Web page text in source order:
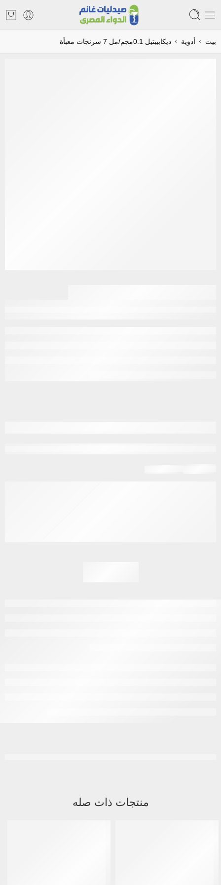
بيت أدوية ديكابيبتيل 0.1مجم/مل 7 سرنجات معبأة
منتجات ذات صله